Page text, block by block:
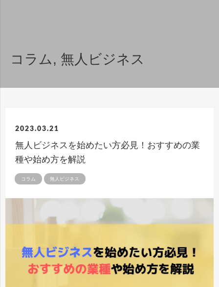
コラム, 無人ビジネス
2023.03.21
無人ビジネスを始めたい方必見！おすすめの業
種や始め方を解説
コラム 無人ビジネス